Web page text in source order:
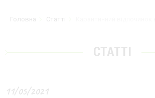
Головна Статті
СТАТТІ
11/05/2021